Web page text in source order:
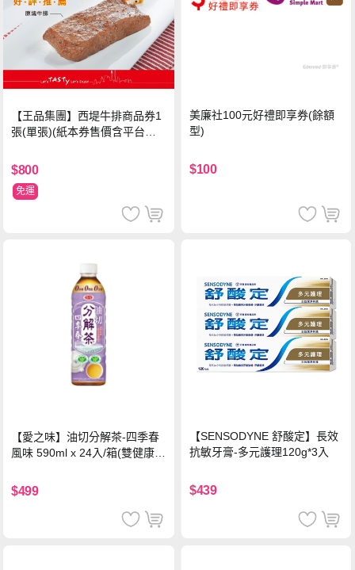
【王品集團】西堤牛排商品券1
張(單張)(紙本券售價含平台物
$800
免運
美廉社100元好禮即享券(餘額
型)
$100
【愛之味】油切分解茶-四季春
風味 590ml x 24入/箱(雙健康認
$499
【SENSODYNE 舒酸定】長效
抗敏牙膏-多元護理120g*3入
$439